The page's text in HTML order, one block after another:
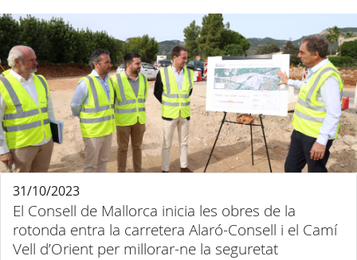
El Consell de Mallorca inicia les obres de la
rotonda entra la carretera Alaró-Consell i el Camí
Vell d’Orient per millorar-ne la seguretat
31/10/2023